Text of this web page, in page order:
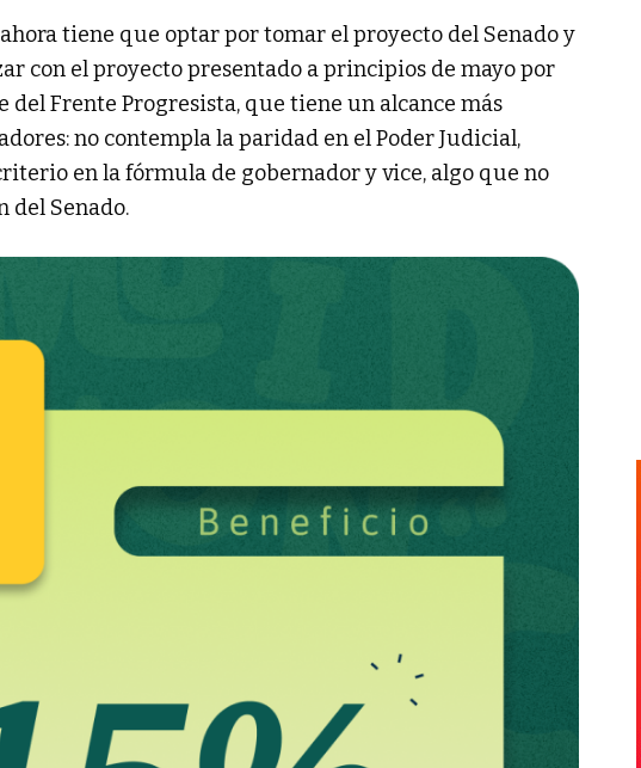
tiene que optar por tomar el proyecto del Senado y
con el proyecto presentado a principios de mayo por
del Frente Progresista, que tiene un alcance más
no contempla la paridad en el Poder Judicial,
en la fórmula de gobernador y vice, algo que no
del Senado.